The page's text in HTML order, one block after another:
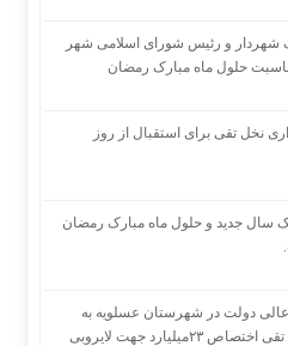
شهردار و رئیس شورای اسلامی شهر
حلول ماه مبارک رمضان
نخل تقی برای استقبال از روز
سال جدید و حلول ماه مبارک رمضان
عالی دولت در شهرستان عسلویه به
لنجداران نخل تقی اختصاص ۲۳میلیارد جهت لایروبی